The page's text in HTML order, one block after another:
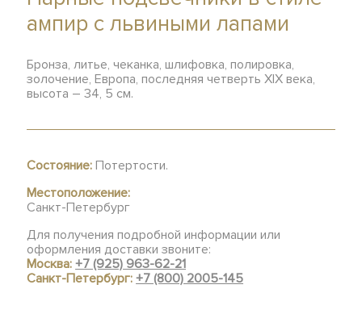
ампир с львиными лапами
Бронза, литье, чеканка, шлифовка, полировка,
золочение, Европа, последняя четверть XIX века,
высота – 34, 5 см.
Состояние: Потертости.
Местоположение:
Санкт-Петербург
Для получения подробной информации или
оформления доставки звоните:
Москва:+7 (925) 963-62-21
Санкт-Петербург:+7 (800) 2005-145